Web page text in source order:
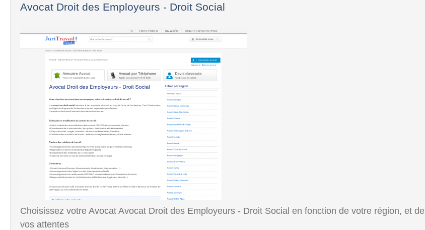
Avocat Droit des Employeurs - Droit Social
Choisissez votre Avocat Avocat Droit des Employeurs - Droit Social en fonction de votre région, et de
vos attentes